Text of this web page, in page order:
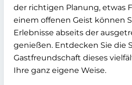
der richtigen Planung, etwas
einem offenen Geist können
Erlebnisse abseits der
genießen. Entdecken Sie die
Gastfreundschaft dieses
Ihre ganz eigene Weise.